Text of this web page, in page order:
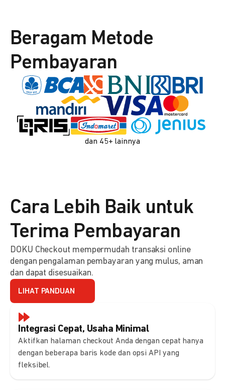
Beragam Metode
Pembayaran
dan 45+ lainnya
Integrasi Cepat, Usaha Minimal
Aktifkan halaman checkout Anda dengan cepat hanya
dengan beberapa baris kode dan opsi API yang
fleksibel.
Cara Lebih Baik untuk
Terima Pembayaran
DOKU Checkout mempermudah transaksi online
dengan pengalaman pembayaran yang mulus, aman
dan dapat disesuaikan.
LIHAT PANDUAN